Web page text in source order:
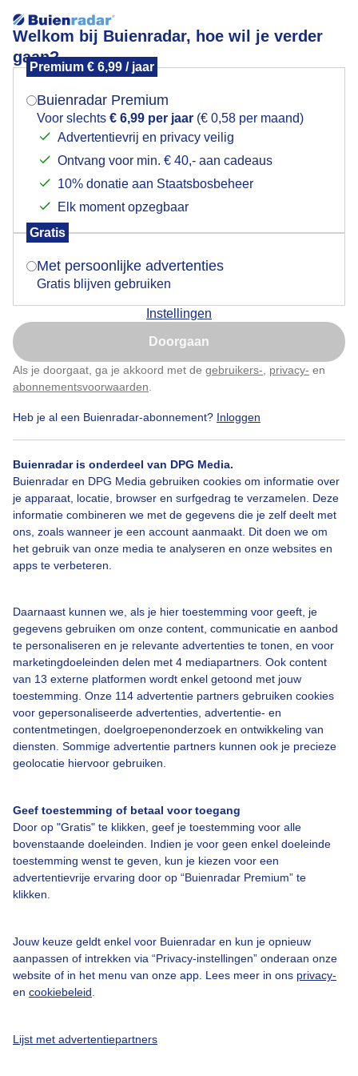
Welkom bij Buienradar, hoe wil je verder
gaan?
Premium € 6,99 / jaar
Buienradar Premium
Voor slechts € 6,99 per jaar (€ 0,58 per maand)
Advertentievrij en privacy veilig
Ontvang voor min. € 40,- aan cadeaus
10% donatie aan Staatsbosbeheer
Elk moment opzegbaar
Gratis
Met persoonlijke advertenties
Gratis blijven gebruiken
Instellingen
Doorgaan
Als je doorgaat, ga je akkoord met de gebruikers- privacy- en
abonnementsvoorwaarden
Heb je al een Buienradar-abonnement? Inloggen
Buienradar is onderdeel van DPG Media.
Buienradar en DPG Media gebruiken cookies om informatie over
je apparaat, locatie, browser en surfgedrag te verzamelen. Deze
informatie combineren we met de gegevens die je zelf deelt met
ons, zoals wanneer je een account aanmaakt. Dit doen we om
het gebruik van onze media te analyseren en onze websites en
apps te verbeteren.
Daarnaast kunnen we, als je hier toestemming voor geeft, je
gegevens gebruiken om onze content, communicatie en aanbod
te personaliseren en je relevante advertenties te tonen, en voor
marketingdoeleinden delen met 4 mediapartners. Ook content
van 13 externe platformen wordt enkel getoond met jouw
toestemming. Onze 114 advertentie partners gebruiken cookies
voor gepersonaliseerde advertenties, advertentie- en
contentmetingen, doelgroepenonderzoek en ontwikkeling van
diensten. Sommige advertentie partners kunnen ook je precieze
geolocatie hiervoor gebruiken.
Geef toestemming of betaal voor toegang
Door op "Gratis" te klikken, geef je toestemming voor alle
bovenstaande doeleinden. Indien je voor geen enkel doeleinde
toestemming wenst te geven, kun je kiezen voor een
advertentievrije ervaring door op “Buienradar Premium” te
klikken.
Jouw keuze geldt enkel voor Buienradar en kun je opnieuw
aanpassen of intrekken via “Privacy-instellingen” onderaan onze
website of in het menu van onze app. Lees meer in ons privacy-
en cookiebeleid
Lijst met advertentiepartners
bewolking met nog beetje blauw
Door: Erna Kool Gemaakt: 11-06-2026, 30x bekeken
Zomer Wolken Zon
Bekijk slideshow
Over Buienradar
Bedrijfsgegevens
Contact
Toegankelijkheid
Gebruikersvoorwaarden
Adverteren
Privacy beleid
Cookie beleid
Mogen we je locatie gebruiken voor het
Indien je hier nog geen akkoord op hebt gegeven,
verschijnt er zo een pop-up uit je browser waarin
Is goed, toon de popup
Nu niet, misschien later
Klik hierom dit aan te passen